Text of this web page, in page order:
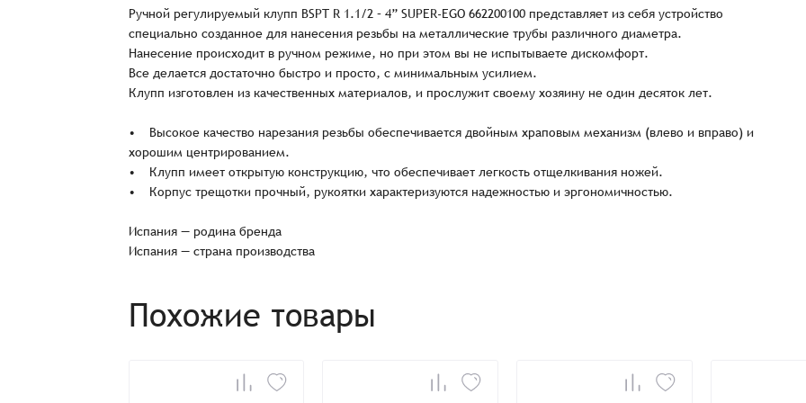
E-mail*
Email
Заказ успешно оформлен
Наименование Восстановление пароля
Ручной регулируемый клупп BSPT R 1.1/2 – 4” SUPER-EGO 662200100 представляет из себя устройство
специально созданное для нанесения резьбы на металлические трубы различного диаметра.
Нанесение происходит в ручном режиме, но при этом вы не испытываете дискомфорт.
Все делается достаточно быстро и просто, с минимальным усилием.
Клупп изготовлен из качественных материалов, и прослужит своему хозяину не один десяток лет.
• Высокое качество нарезания резьбы обеспечивается двойным храповым механизм (влево и вправо) и
хорошим центрированием.
• Клупп имеет открытую конструкцию, что обеспечивает легкость отщелкивания ножей.
• Корпус трещотки прочный, рукоятки характеризуются надежностью и эргономичностью.
Испания — родина бренда
Испания — страна производства
Похожие товары